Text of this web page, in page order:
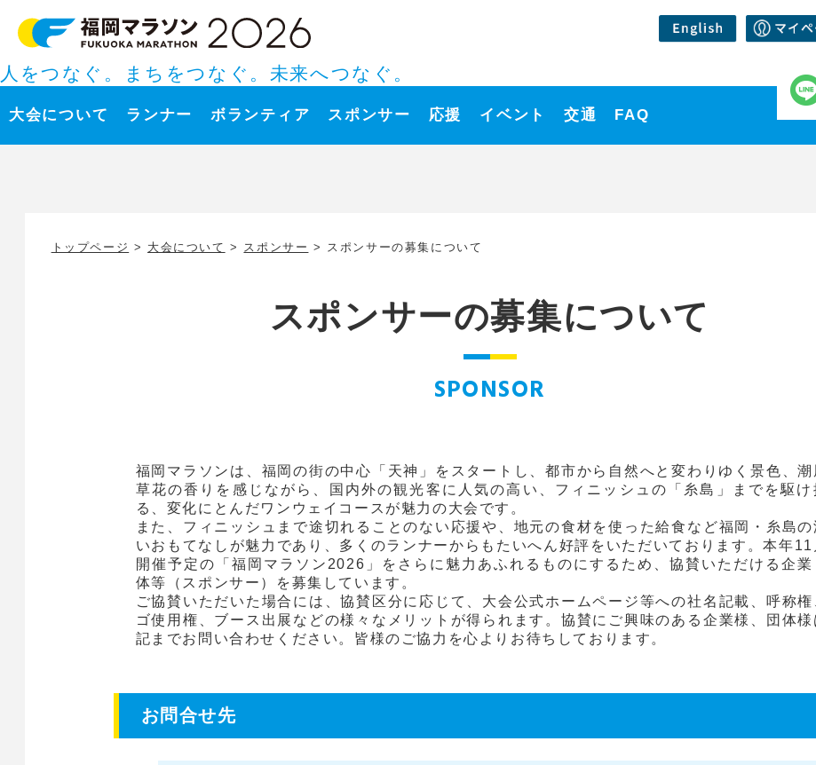
人をつなぐ。まちをつなぐ。未来へつなぐ。
大会について ランナー ボランティア スポンサー 応援 イベント 交通 FAQ
トップページ > 大会について > スポンサー > スポンサーの募集について
スポンサーの募集について
SPONSOR
福岡マラソンは、福岡の街の中心「天神」をスタートし、都市から自然へと変わりゆく景色、潮
草花の香りを感じながら、国内外の観光客に人気の高い、フィニッシュの「糸島」までを駆け
る、変化にとんだワンウェイコースが魅力の大会です。
また、フィニッシュまで途切れることのない応援や、地元の食材を使った給食など福岡・糸島の
いおもてなしが魅力であり、多くのランナーからもたいへん好評をいただいております。本年11
開催予定の「福岡マラソン2026」をさらに魅力あふれるものにするため、協賛いただける企業
体等（スポンサー）を募集しています。
ご協賛いただいた場合には、協賛区分に応じて、大会公式ホームページ等への社名記載、呼称権
ゴ使用権、ブース出展などの様々なメリットが得られます。協賛にご興味のある企業様、団体様
記までお問い合わせください。皆様のご協力を心よりお待ちしております。
お問合せ先